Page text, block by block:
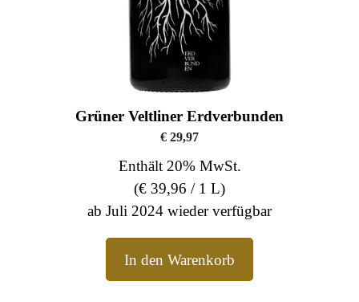
Grüner Veltliner Erdverbunden
€29,97
Enthält 20% MwSt.
(€ 39,96 / 1 L)
ab Juli 2024 wieder verfügbar
In den Warenkorb